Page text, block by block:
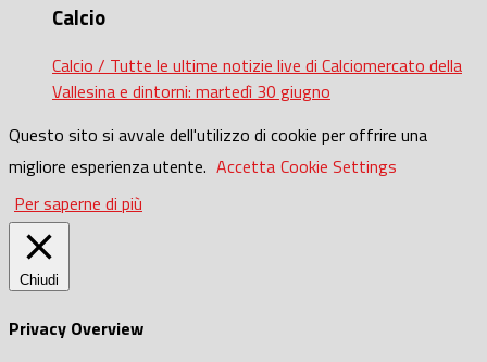
Calcio
Calcio / Tutte le ultime notizie live di Calciomercato della
Vallesina e dintorni: martedì 30 giugno
Questo sito si avvale dell'utilizzo di cookie per offrire una
migliore esperienza utente. Accetta Cookie Settings
Per saperne di più
Chiudi
Privacy Overview